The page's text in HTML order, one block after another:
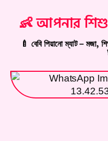
👶 আপনার
🍼 বেবি পিয়ানো ম্যাট – মজা,